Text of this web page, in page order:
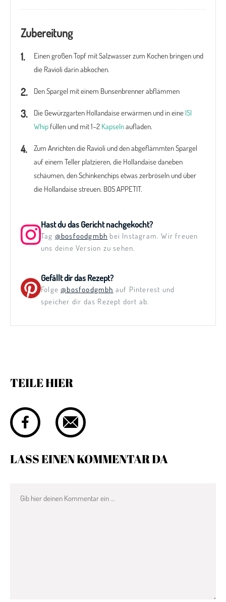
Zubereitung
Einen großen Topf mit Salzwasser zum Kochen bringen und
die Ravioli darin abkochen.
Den Spargel mit einem Bunsenbrenner abflämmen
Die Gewürzgarten Hollandaise erwärmen und in eine ISI
Whip füllen und mit 1–2 Kapselnaufladen.
Zum Anrichten die Ravioli und den abgeflämmten Spargel
auf einem Teller platzieren, die Hollandaise daneben
schäumen, den Schinkenchips etwas zerbröseln und über
die Hollandaise streuen. BOS APPETIT.
Hast du das Gericht nachgekocht?
Tag @bosfoodgmbh bei Instagram. Wir freuen
uns deine Version zu sehen.
Gefällt dir das Rezept?
Folge@bosfoodgmbh auf Pinterest und
speicher dir das Rezept dort ab.
LASS EINEN KOMMENTAR DA
TEILE HIER